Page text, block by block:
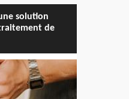
solution
de